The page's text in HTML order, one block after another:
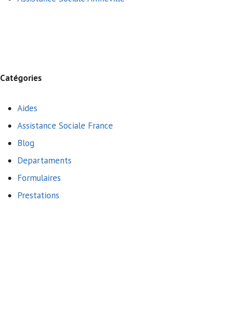
Catégories
Aides
Assistance Sociale France
Blog
Departaments
Formulaires
Prestations